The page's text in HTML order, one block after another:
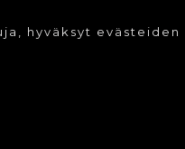
hyväksyt evästeiden